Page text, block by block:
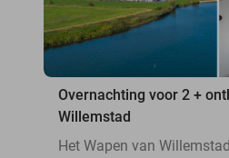
Overnachting voor 2 +
Willemstad
Het Wapen van Willemstad